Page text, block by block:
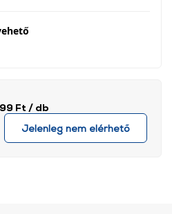
Ft / db
Jelenleg nem elérhető